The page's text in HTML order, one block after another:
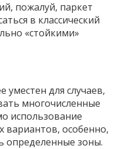
пожалуй, паркет
в классический
«стойкими»
для случаев,
многочисленные
использование
вариантов, особенно,
определенные зоны.